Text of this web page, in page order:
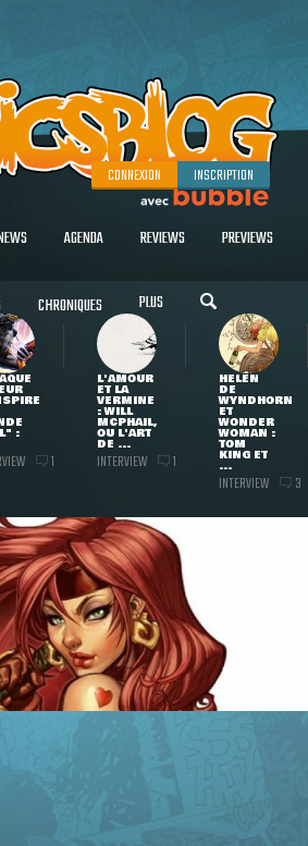
CONNEXION INSCRIPTION
AGENDA REVIEWS PREVIEWS
CHRONIQUES PLUS
:
1
L'AMOUR
ET LA
VERMINE
: WILL
MCPHAIL,
OU L'ART
DE ...
INTERVIEW 1
HELEN
DE
WYNDHORN
ET
WONDER
WOMAN :
TOM
KING ET
...
INTERVIEW 3